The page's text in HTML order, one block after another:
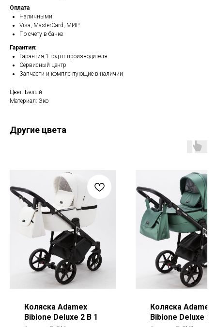
Оплата
Наличными
Visa, MasterCard, МИР
По счету в банке
Гарантия:
Гарантия 1 год от производителя
Сервисный центр
Запчасти и комплектующие в наличии
Цвет: Белый
Материал: Эко
Другие цвета
Коляска Adamex
Bibione Deluxe 2 В 1
Коляска Adamex
Bibione Deluxe 2